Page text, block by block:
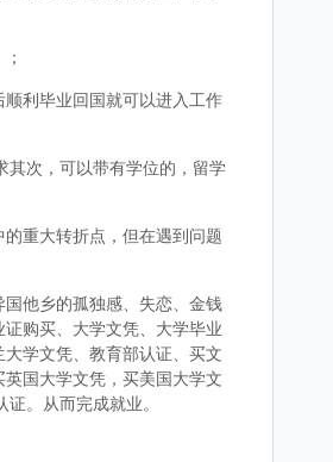
利毕业回国就可以进入工作
其次，可以带有学位的，留学
重大转折点，但在遇到问题
他乡的孤独感、失恋、金钱
购买、大学文凭、大学毕业
学文凭、教育部认证、买文
国大学文凭，买美国大学文
。从而完成就业。